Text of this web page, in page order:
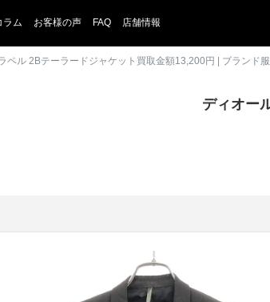
ラム お客様の声 FAQ 店舗情報
ペル 2Bテーラードジャケット買取金額13,200円 | ブランド
ディオー